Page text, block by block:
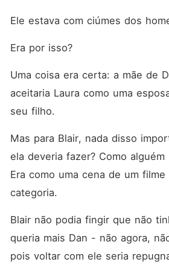
Ele estava com ciúmes dos
Era por isso?
Uma coisa era certa: a mãe de
aceitaria Laura como uma
seu filho.
Mas para Blair, nada disso
ela deveria fazer? Como alguém
Era como uma cena de um
categoria.
Blair não podia fingir que não
queria mais Dan - não agora,
pois voltar com ele seria